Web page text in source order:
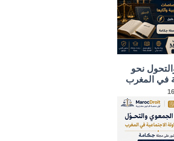
نحو
في المغرب